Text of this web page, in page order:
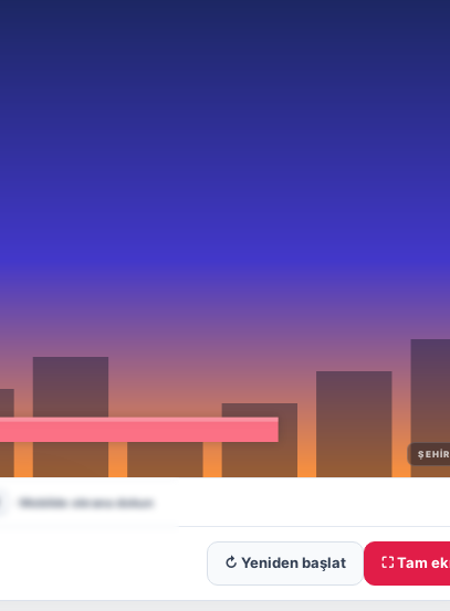
↻ Yeniden başlat ⛶ Tam